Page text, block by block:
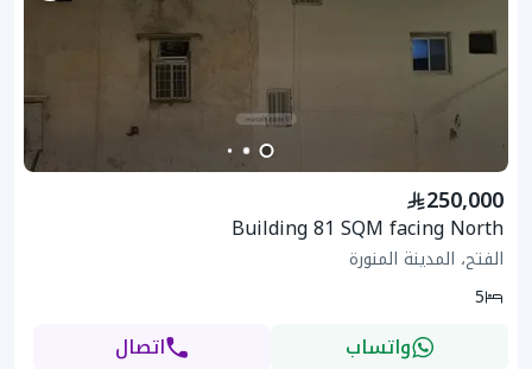
250,000
Building 81 SQM facing North
الفتح، المدينة المنورة
5
واتساب اتصال